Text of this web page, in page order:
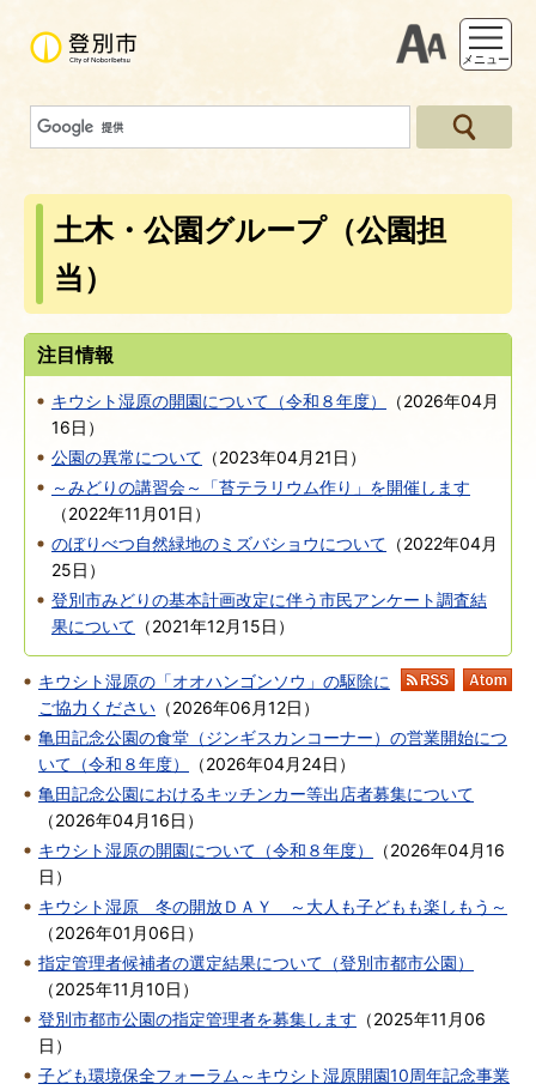
支援ツー
メニュー
土木・公園グループ（公園担
当）
注目情報
キウシト湿原の開園について（令和８年度） （2026年04月
16日 ）
公園の異常について （2023年04月21日 ）
～みどりの講習会～「苔テラリウム作り」を開催します
（2022年11月01日 ）
のぼりべつ自然緑地のミズバショウについて （2022年04月
25日 ）
登別市みどりの基本計画改定に伴う市民アンケート調査結
果について （2021年12月15日 ）
RSS
キウシト湿原の「オオハンゴンソウ」の駆除に
ご協力ください （2026年06月12日 ）
亀田記念公園の食堂（ジンギスカンコーナー）の営業開始につ
いて（令和８年度）
（2026年04月24日 ）
亀田記念公園におけるキッチンカー等出店者募集について
（2026年04月16日 ）
キウシト湿原の開園について（令和８年度）
（2026年04月16
日 ）
キウシト湿原 冬の開放ＤＡＹ ～大人も子どもも楽しもう～
（2026年01月06日 ）
指定管理者候補者の選定結果について（登別市都市公園）
（2025年11月10日 ）
登別市都市公園の指定管理者を募集します （2025年11月06
日 ）
子ども環境保全フォーラム～キウシト湿原開園10周年記念事業